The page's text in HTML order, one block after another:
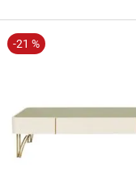
-21 %